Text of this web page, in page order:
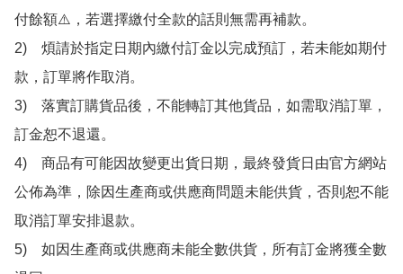
付餘額⚠️，若選擇繳付全款的話則無需再補款。
2)　煩請於指定日期內繳付訂金以完成預訂，若未能如期付
款，訂單將作取消。
3)　落實訂購貨品後，不能轉訂其他貨品，如需取消訂單，
訂金恕不退還。
4)　商品有可能因故變更出貨日期，最終發貨日由官方網站
公佈為準，除因生產商或供應商問題未能供貨，否則恕不能
取消訂單安排退款。
5)　如因生產商或供應商未能全數供貨，所有訂金將獲全數